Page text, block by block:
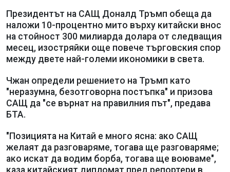
Президентът на САЩ Доналд Тръмп обеща да
наложи 10-процентно мито върху китайски внос
на стойност 300 милиарда долара от следващия
месец, изостряйки още повече търговския спор
между двете най-големи икономики в света.
Чжан определи решението на Тръмп като
"неразумна, безотговорна постъпка" и призова
САЩ да "се върнат на правилния път", предава
БТА.
"Позицията на Китай е много ясна: ако САЩ
желаят да разговаряме, тогава ще разговаряме;
ако искат да водим борба, тогава ще воюваме",
каза китайският дипломат пред репортери в